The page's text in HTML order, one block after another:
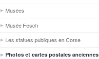
Musées
Musée Fesch
Les statues publiques en Corse
Photos et cartes postales anciennes